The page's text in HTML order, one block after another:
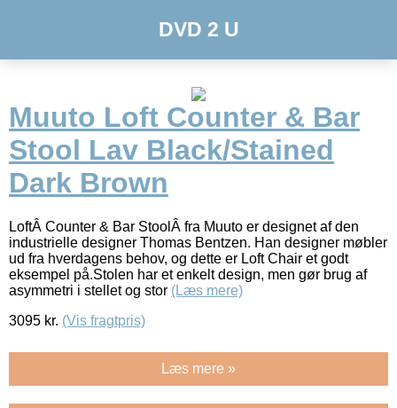
DVD 2 U
Muuto Loft Counter & Bar
Stool Lav Black/Stained
Dark Brown
LoftÂ Counter & Bar StoolÂ fra Muuto er designet af den
industrielle designer Thomas Bentzen. Han designer møbler
ud fra hverdagens behov, og dette er Loft Chair et godt
eksempel på.Stolen har et enkelt design, men gør brug af
asymmetri i stellet og stor (Læs mere)
3095 kr. (Vis fragtpris)
Læs mere »